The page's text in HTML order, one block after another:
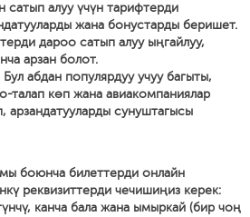
сатып алуу үчүн тарифтерди
жана бонустарды беришет.
дароо сатып алуу ыңгайлуу,
арзан болот.
абдан популярдуу учуу багыты,
талап көп жана авиакомпаниялар
арзандатууларды сунуштагысы
боюнча билеттерди онлайн
реквизиттерди чечишиңиз керек:
канча бала жана ымыркай (бир чоң